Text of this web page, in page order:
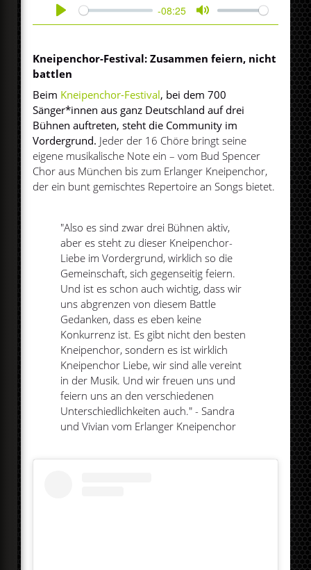
Play
-08:25
Mute
Kneipenchor-Festival: Zusammen feiern, nicht
battlen
Beim Kneipenchor-Festival, bei dem 700
Sänger*innen aus ganz Deutschland auf drei
Bühnen auftreten, steht die Community im
Vordergrund. Jeder der 16 Chöre bringt seine
eigene musikalische Note ein – vom Bud Spencer
Chor aus München bis zum Erlanger Kneipenchor,
der ein bunt gemischtes Repertoire an Songs bietet.
"Also es sind zwar drei Bühnen aktiv,
aber es steht zu dieser Kneipenchor-
Liebe im Vordergrund, wirklich so die
Gemeinschaft, sich gegenseitig feiern.
Und ist es schon auch wichtig, dass wir
uns abgrenzen von diesem Battle
Gedanken, dass es eben keine
Konkurrenz ist. Es gibt nicht den besten
Kneipenchor, sondern es ist wirklich
Kneipenchor Liebe, wir sind alle vereint
in der Musik. Und wir freuen uns und
feiern uns an den verschiedenen
Unterschiedlichkeiten auch." - Sandra
und Vivian vom Erlanger Kneipenchor